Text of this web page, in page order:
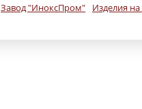
Завод "ИноксПром" Изделия на